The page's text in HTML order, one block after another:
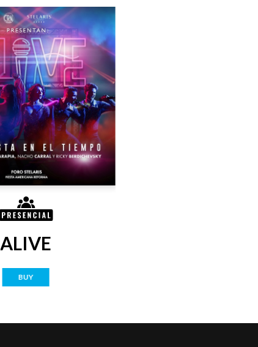
ALIVE
BUY